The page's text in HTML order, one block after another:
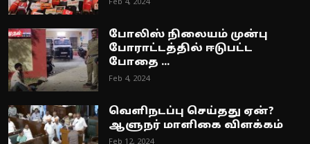
போலிஸ் நிலையம் முன்பு
போராட்டத்தில் ஈடுபட்ட
போதை ...
Feb 4, 2024
வெளிநடப்பு செய்தது ஏன்?
ஆளுநர் மாளிகை விளக்கம்
Feb 12, 2024